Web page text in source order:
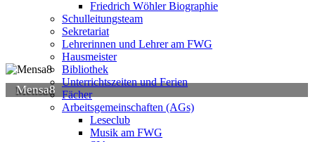
Mensa8
Friedrich Wöhler Biographie
Schulleitungsteam
Sekretariat
Lehrerinnen und Lehrer am FWG
Hausmeister
Bibliothek
Unterrichtszeiten und Ferien
Fächer
Arbeitsgemeinschaften (AGs)
Leseclub
Musik am FWG